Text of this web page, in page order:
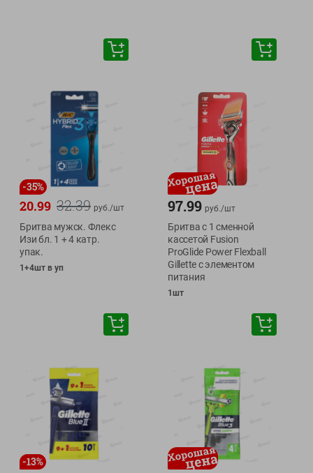
-35%
32.39
20.99 руб./шт
Бритва мужск. Флекс
Изи бл. 1 + 4 катр.
упак.
1+4шт в уп
97.99 руб./шт
Бритва с 1 сменной
кассетой Fusion
ProGlide Power Flexball
Gillette с элементом
питания
1шт
-13%